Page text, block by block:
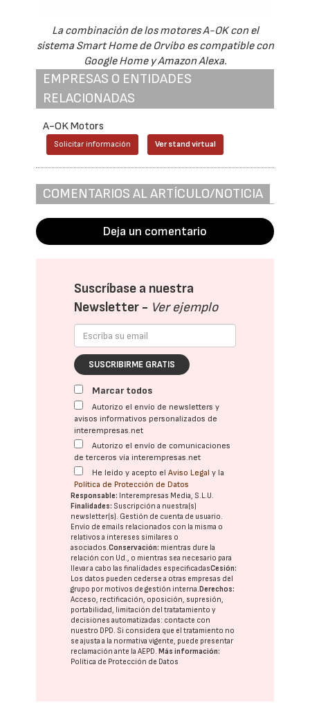
La combinación de los motores A-OK con el
sistema Smart Home de Orvibo es compatible con
Google Home y Amazon Alexa.
EMPRESAS O ENTIDADES
RELACIONADAS
A-OK Motors
Solicitar información Ver stand virtual
COMENTARIOS AL ARTÍCULO/NOTICIA
Deja un comentario
Suscríbase a nuestra
Newsletter - Ver ejemplo
SUSCRIBIRME GRATIS
Marcar todos
Autorizo el envío de newsletters y
avisos informativos personalizados de
interempresas.net
Autorizo el envío de comunicaciones
de terceros vía interempresas.net
He leído y acepto elAviso Legal y la
Política de Protección de Datos
Responsable: Interempresas Media, S.L.U.
Finalidades: Suscripción a nuestra(s)
newsletter(s). Gestión de cuenta de usuario.
Envío de emails relacionados con la misma o
relativos a intereses similares o
asociados.Conservación: mientras dure la
relación con Ud., o mientras sea necesario para
llevar a cabo las finalidades especificadasCesión:
Los datos pueden cederse a otras empresas del
grupo por motivos de gestión interna. Derechos:
Acceso, rectificación, oposición, supresión,
portabilidad, limitación del tratatamiento y
decisiones automatizadas: contacte con
nuestro DPD. Si considera que el tratamiento no
se ajusta a la normativa vigente, puede presentar
reclamación ante laAEPD. Más información:
Política de Protección de Datos